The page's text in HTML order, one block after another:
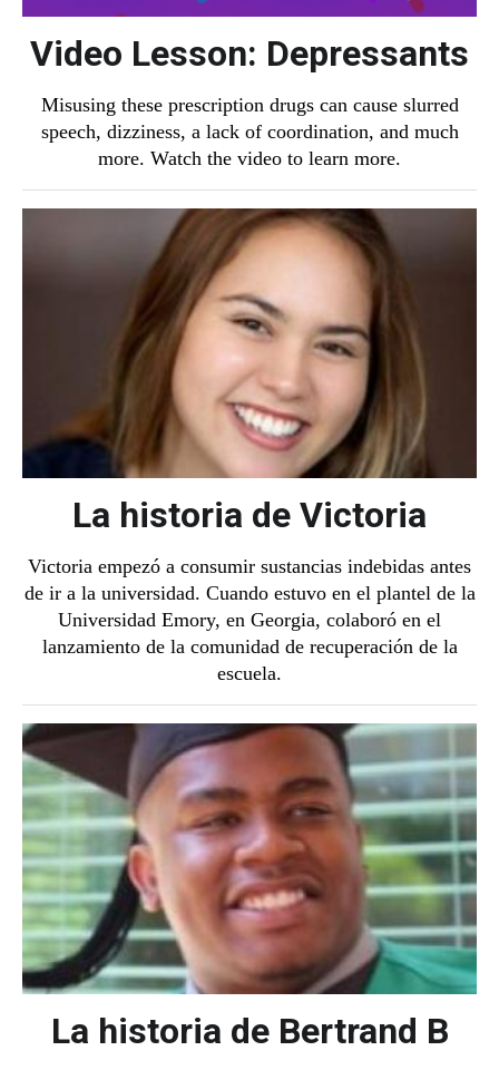
Video Lesson: Depressants
Misusing these prescription drugs can cause slurred
speech, dizziness, a lack of coordination, and much
more. Watch the video to learn more.
La historia de Victoria
Victoria empezó a consumir sustancias indebidas antes
de ir a la universidad. Cuando estuvo en el plantel de la
Universidad Emory, en Georgia, colaboró en el
lanzamiento de la comunidad de recuperación de la
escuela.
La historia de Bertrand B